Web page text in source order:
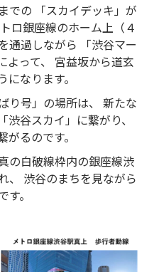
での 「スカイデッキ」が
ロ銀座線のホーム上（４
通過しながら 「渋谷マー
よって、 宮益坂から道玄
なります。
り号」の場所は、 新たな
谷スカイ」に繋がり、
るのです。
の白破線枠内の銀座線渋
、 渋谷のまちを見ながら
。